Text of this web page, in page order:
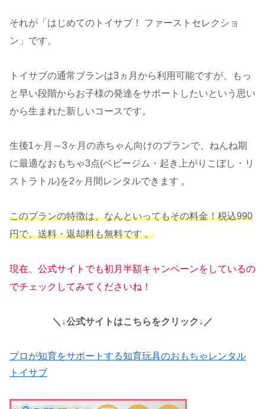
それが「はじめてのトイサブ！ ファーストセレクショ
ン」です。
トイサブの通常ブランは3ヵ月から利用可能ですが、もっ
と早い段階からお子様の発達をサポートしたいという思い
から生まれた新しいコースです。
生後1ヶ月～3ヶ月の赤ちゃん向けのプランで、ねんね期
に最適なおもちゃ3点(ベビージム・起き上がりこぼし・リ
ストラトル)を2ヶ月間レンタルできます 。
このプランの特徴は、なんといってもその料金！税込990
円で、送料・返却料も無料です 。
現在、公式サイトでも初月半額キャンペーンをしているの
でチェックしてみてくださいね！
＼↓公式サイトはこちらをクリック↓／
プロが知育をサポートする知育玩具のおもちゃレンタル
トイサブ